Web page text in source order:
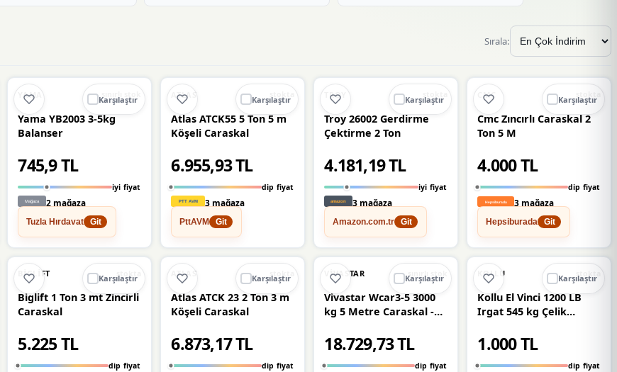
Sırala:
Karşılaştır
%42 🔥%42 DÜŞTÜ
YAMA
Yama YB2003 3-5kg
Balanser
745,9 TL
iyi fiyat
2 mağaza
Tuzla Hırdavat Git
Karşılaştır
%59 🔥%59 DÜŞTÜ
ATLAS
Atlas ATCK55 5 Ton 5 m
Köşeli Caraskal
6.955,93 TL
dip fiyat
3 mağaza
PttAVM Git
Karşılaştır
%44 🔥%44 DÜŞTÜ
TROY
Troy 26002 Gerdirme
Çektirme 2 Ton
4.181,19 TL
iyi fiyat
3 mağaza
Amazon.com.tr Git
Karşılaştır
%52 🔥%52 DÜŞTÜ
CMC
Cmc Zıncırlı Caraskal 2
Ton 5 M
4.000 TL
dip fiyat
3 mağaza
Hepsiburada Git
Karşılaştır
🔥
BIGLIFT
Biglift 1 Ton 3 mt Zincirli
Caraskal
5.225 TL
dip fiyat
Karşılaştır
🔥
ATLAS
Atlas ATCK 23 2 Ton 3 m
Köşeli Caraskal
6.873,17 TL
dip fiyat
Karşılaştır
🔥
VIVASTAR
Vivastar Wcar3-5 3000
kg 5 Metre Caraskal -
18.729,73 TL
dip fiyat
Karşılaştır
🔥
KOLLU
Kollu El Vinci 1200 LB
Irgat 545 kg Çelik
1.000 TL
dip fiyat